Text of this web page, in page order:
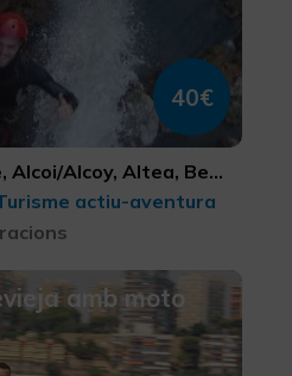
40€
ALACANT/ALICANTE, ALACANT/ALICANTE, ALACANT/ALICANTE, ALACANT/ALICANTE, ALACANT/ALICANTE, ALACANT/ALICANTE, ALACANT/ALICANTE
actiu-aventura
amb moto